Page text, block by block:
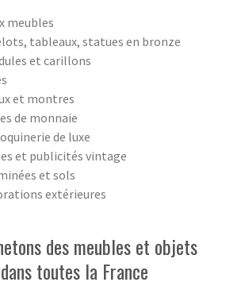
meubles
tableaux, statues en bronze
et carillons
et montres
de monnaie
de luxe
et publicités vintage
et sols
extérieures
des meubles et objets
toutes la France